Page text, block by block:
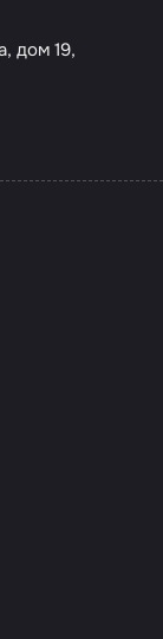
дом 19,